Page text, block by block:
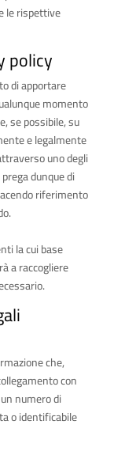
le rispettive
policy
di apportare
momento
se possibile, su
e legalmente
uno degli
dunque di
riferimento
la cui base
a raccogliere
che,
con
numero di
o identificabile